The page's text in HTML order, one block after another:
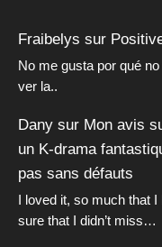
Fraibelys sur
No me gusta por qué
ver la..
Dany sur Mon avis
un K-drama
pas sans défauts
I loved it, so much that
sure that I didn’t miss…